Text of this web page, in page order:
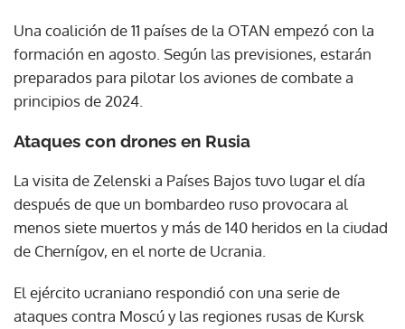
Una coalición de 11 países de la OTAN empezó con la
formación en agosto. Según las previsiones, estarán
preparados para pilotar los aviones de combate a
principios de 2024.
Ataques con drones en Rusia
La visita de Zelenski a Países Bajos tuvo lugar el día
después de que un bombardeo ruso provocara al
menos siete muertos y más de 140 heridos en la ciudad
de Chernígov, en el norte de Ucrania.
El ejército ucraniano respondió con una serie de
ataques contra Moscú y las regiones rusas de Kursk